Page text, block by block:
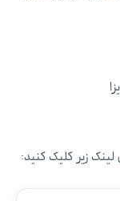
لینک زیر کلیک کنید: